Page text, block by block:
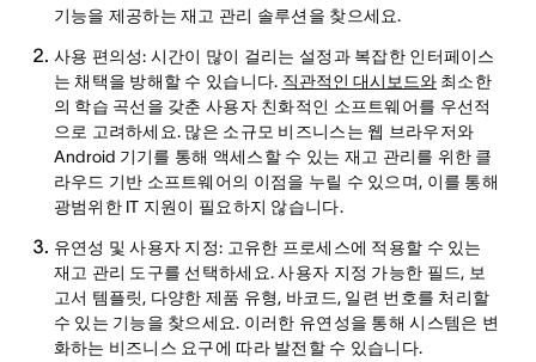
기능을 제공하는 재고 관리 솔루션을 찾으세요.
사용 편의성: 시간이 많이 걸리는 설정과 복잡한 인터페이스
는 채택을 방해할 수 있습니다. 직관적인 대시보드와최소한
의 학습 곡선을 갖춘 사용자 친화적인 소프트웨어를 우선적
으로 고려하세요. 많은 소규모 비즈니스는 웹 브라우저와
Android 기기를 통해 액세스할 수 있는 재고 관리를 위한 클
라우드 기반 소프트웨어의 이점을 누릴 수 있으며, 이를 통해
광범위한 IT 지원이 필요하지 않습니다.
유연성 및 사용자 지정: 고유한 프로세스에 적용할 수 있는
재고 관리 도구를 선택하세요. 사용자 지정 가능한 필드, 보
고서 템플릿, 다양한 제품 유형, 바코드, 일련 번호를 처리할
수 있는 기능을 찾으세요. 이러한 유연성을 통해 시스템은 변
화하는 비즈니스 요구에 따라 발전할 수 있습니다.